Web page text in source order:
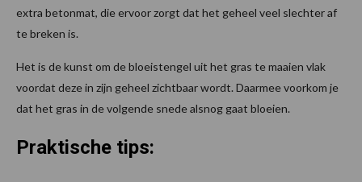
extra betonmat, die ervoor zorgt dat het geheel veel slechter af
te breken is.
Het is de kunst om de bloeistengel uit het gras te maaien vlak
voordat deze in zijn geheel zichtbaar wordt. Daarmee voorkom je
dat het gras in de volgende snede alsnog gaat bloeien.
Praktische tips: